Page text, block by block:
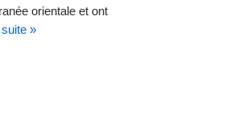
orientale et ont
»